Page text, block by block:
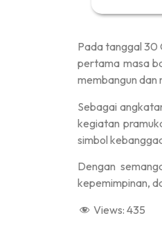
Pada tanggal 30
pertama masa
membangun dan
Sebagai
kegiatan
simbol
Dengan
kepemimpinan,
Views: 435